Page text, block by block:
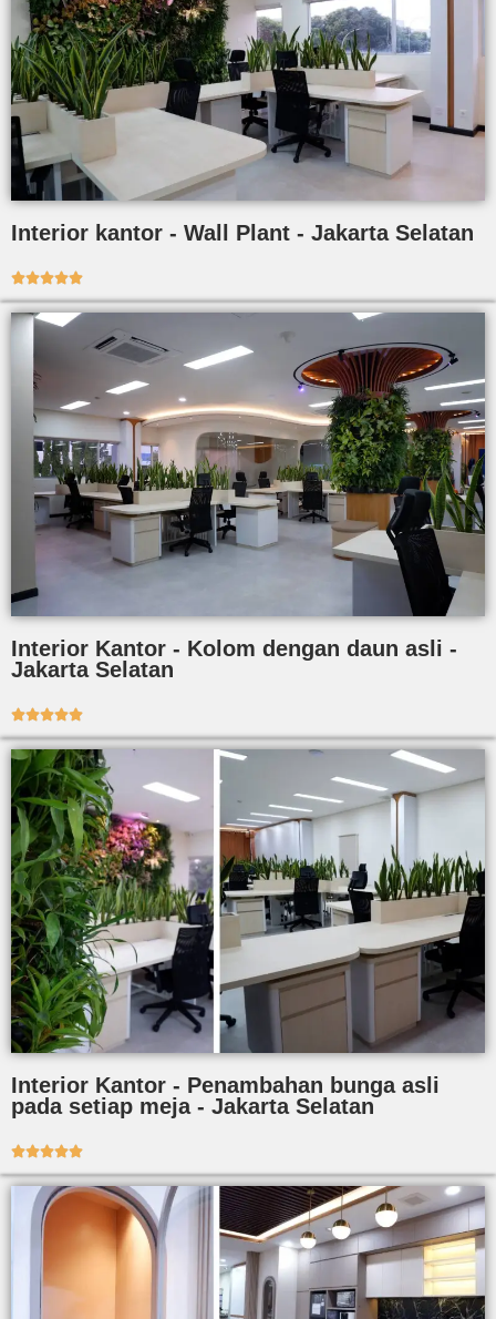
Interior kantor - Wall Plant - Jakarta Selatan

Interior Kantor - Kolom dengan daun asli -
Jakarta Selatan

Interior Kantor - Penambahan bunga asli
pada setiap meja - Jakarta Selatan
